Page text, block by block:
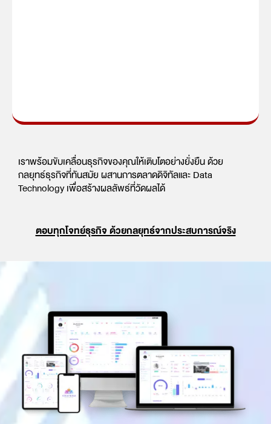
เราพร้อมขับเคลื่อนธุรกิจของคุณให้เติบโตอย่างยั่งยืน ด้วย
กลยุทธ์ธุรกิจที่ทันสมัย ผสานการตลาดดิจิทัลและ Data
Technology เพื่อสร้างผลลัพธ์ที่วัดผลได้
ตอบทุกโจทย์ธุรกิจ ด้วยกลยุทธ์จากประสบการณ์จริง